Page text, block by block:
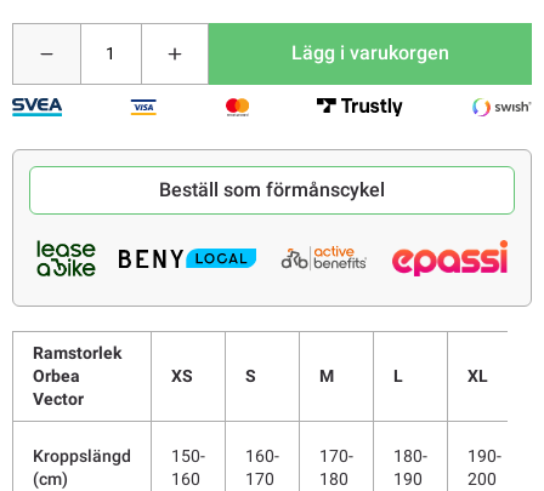
Lägg i varukorgen
Beställ som förmånscykel
Ramstorlek
Orbea
Vector
XS S M L XL
Kroppslängd
(cm)
150-
160
160-
170
170-
180
180-
190
190-
200